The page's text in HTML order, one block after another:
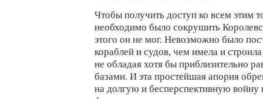
Чтобы получить доступ ко всем этим
необходимо было сокрушить
этого он не мог. Невозможно было
кораблей и судов, чем имела и
не обладая хотя бы приблизительно
базами. И эта простейшая апория
на долгую и бесперспективную войну